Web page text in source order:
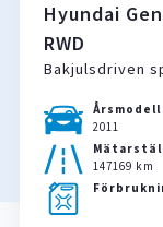
Hyundai
RWD
Bakjulsdriven
Årsmodell
2011
147169 km